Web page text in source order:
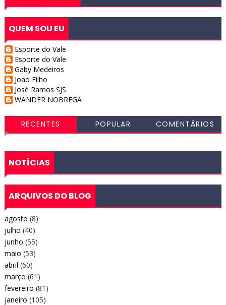
QUEM SOU EU
Esporte do Vale
Esporte do Vale
Gaby Medeiros
Joao Filho
José Ramos SJS
WANDER NOBREGA
RECENTES POPULAR COMENTÁRIOS
NOTÍCIAS
ARQUIVOS DO BLOG
agosto (8)
julho (40)
junho (55)
maio (53)
abril (60)
março (61)
fevereiro (81)
janeiro (105)